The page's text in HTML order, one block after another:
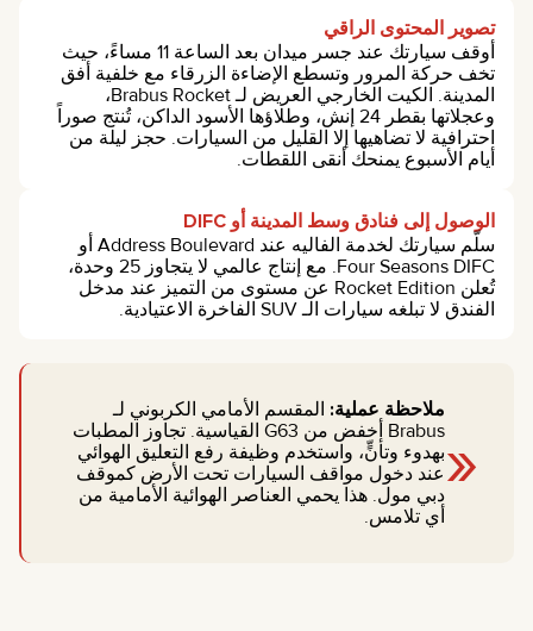
تصوير المحتوى الراقي
أوقف سيارتك عند جسر ميدان بعد الساعة 11 مساءً، حيث
تخف حركة المرور وتسطع الإضاءة الزرقاء مع خلفية أفق
المدينة. الكيت الخارجي العريض لـ Brabus Rocket،
وعجلاتها بقطر 24 إنش، وطلاؤها الأسود الداكن، تُنتج صوراً
احترافية لا تضاهيها إلا القليل من السيارات. حجز ليلة من
أيام الأسبوع يمنحك أنقى اللقطات.
الوصول إلى فنادق وسط المدينة أو DIFC
سلّم سيارتك لخدمة الفاليه عند Address Boulevard أو
Four Seasons DIFC. مع إنتاج عالمي لا يتجاوز 25 وحدة،
تُعلن Rocket Edition عن مستوى من التميز عند مدخل
الفندق لا تبلغه سيارات الـ SUV الفاخرة الاعتيادية.
«
ملاحظة عملية: المقسم الأمامي الكربوني لـ
Brabus أخفض من G63 القياسية. تجاوز المطبات
بهدوء وتأنٍّ، واستخدم وظيفة رفع التعليق الهوائي
عند دخول مواقف السيارات تحت الأرض كموقف
دبي مول. هذا يحمي العناصر الهوائية الأمامية من
أي تلامس.